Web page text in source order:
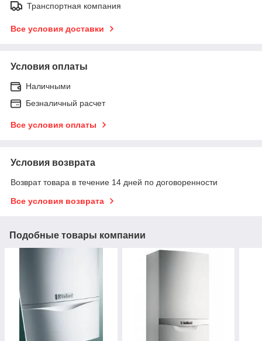
Транспортная компания
Все условия доставки
Условия оплаты
Наличными
Безналичный расчет
Все условия оплаты
Условия возврата
Возврат товара в течение 14 дней по договоренности
Все условия возврата
Подобные товары компании